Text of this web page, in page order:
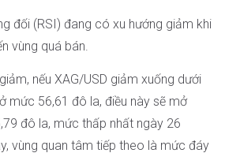
đối (RSI) đang có xu hướng giảm khi
vùng quá bán.
nếu XAG/USD giảm xuống dưới
mức 56,61 đô la, điều này sẽ mở
đô la, mức thấp nhất ngày 26
vùng quan tâm tiếp theo là mức đáy